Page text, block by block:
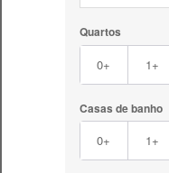
Quartos
0+ 1+
Casas de banho
0+ 1+